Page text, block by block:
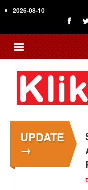
to
content
2026-08-10
UPDATE
→